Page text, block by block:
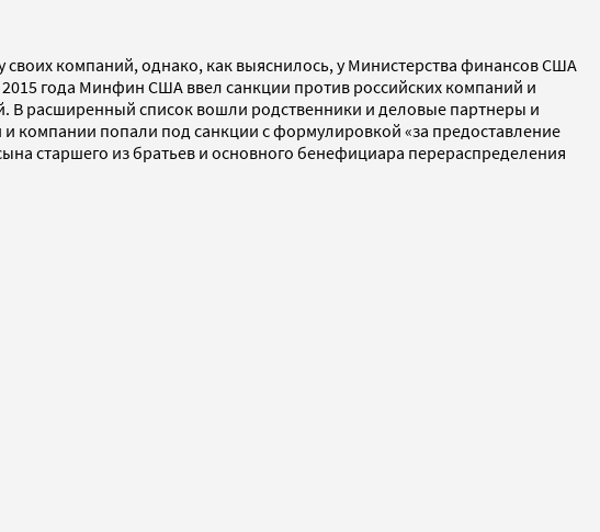
компаний, однако, как выяснилось, у Министерства финансов США
года Минфин США ввел санкции против российских компаний и
В расширенный список вошли родственники и деловые партнеры и
компании попали под санкции с формулировкой «за предоставление
старшего из братьев и основного бенефициара перераспределения